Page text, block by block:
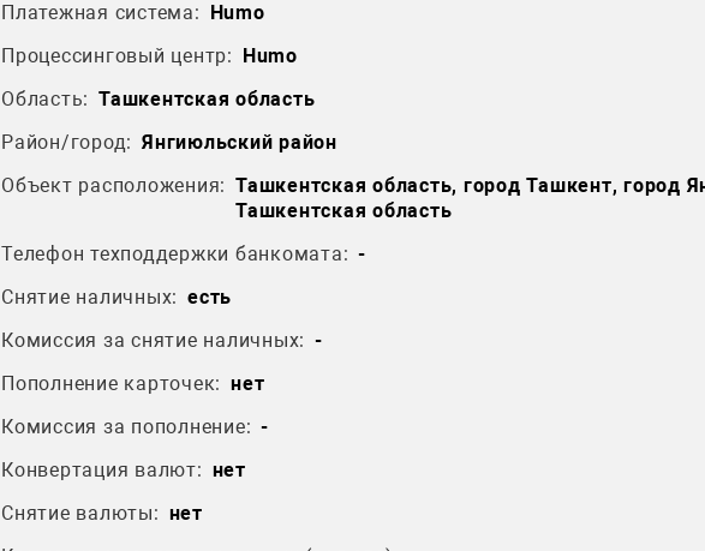
Платежная система: Humo
Процессинговый центр: Humo
Область: Ташкентская область
Район/город: Янгиюльский район
Объект расположения: Ташкентская область, город Ташкент, город
Ташкентская область
Телефон техподдержки банкомата: -
Снятие наличных: есть
Комиссия за снятие наличных: -
Пополнение карточек: нет
Комиссия за пополнение: -
Конвертация валют: нет
Снятие валюты: нет